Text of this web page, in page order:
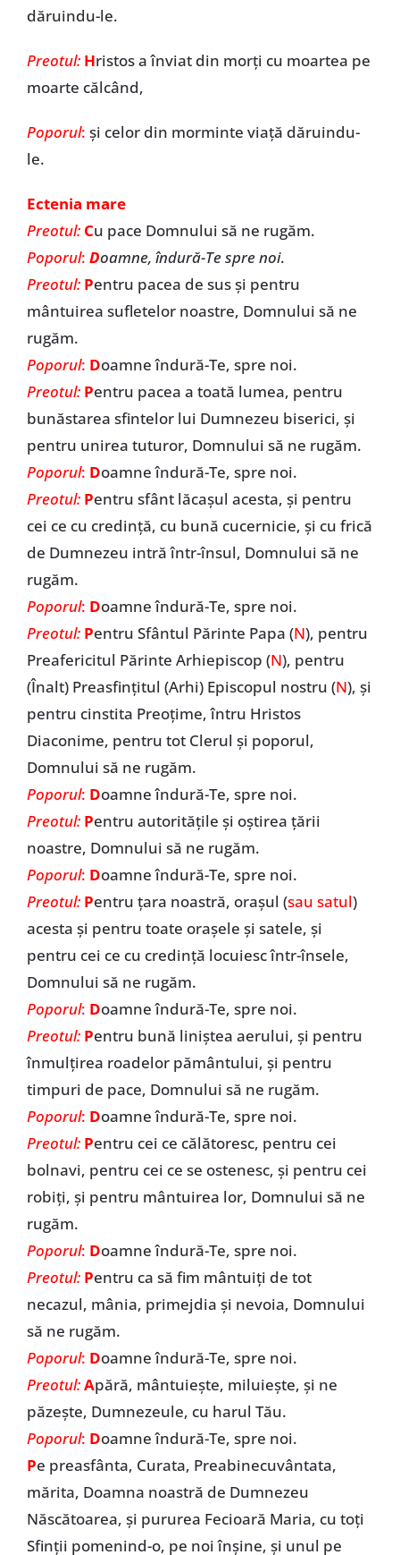
dăruindu-le.
Preotul: Hristos a înviat din morți cu moartea pe
moarte călcând,
Poporul: și celor din morminte viață dăruindu-
le.
Ectenia mare
Preotul: Cu pace Domnului să ne rugăm.
Poporul: Doamne, îndură-Te spre noi.
Preotul: Pentru pacea de sus și pentru
mântuirea sufletelor noastre, Domnului să ne
rugăm.
Poporul: Doamne îndură-Te, spre noi.
Preotul: Pentru pacea a toată lumea, pentru
bunăstarea sfintelor lui Dumnezeu biserici, și
pentru unirea tuturor, Domnului să ne rugăm.
Poporul: Doamne îndură-Te, spre noi.
Preotul: Pentru sfânt lăcașul acesta, și pentru
cei ce cu credință, cu bună cucernicie, și cu frică
de Dumnezeu intră într-însul, Domnului să ne
rugăm.
Poporul: Doamne îndură-Te, spre noi.
Preotul: Pentru Sfântul Părinte Papa (N), pentru
Preafericitul Părinte Arhiepiscop (N), pentru
(Înalt) Preasfințitul (Arhi) Episcopul nostru (N), și
pentru cinstita Preoțime, întru Hristos
Diaconime, pentru tot Clerul și poporul,
Domnului să ne rugăm.
Poporul: Doamne îndură-Te, spre noi.
Preotul: Pentru autoritățile și oștirea țării
noastre, Domnului să ne rugăm.
Poporul: Doamne îndură-Te, spre noi.
Preotul: Pentru țara noastră, orașul (sau satul)
acesta și pentru toate orașele și satele, și
pentru cei ce cu credință locuiesc într-însele,
Domnului să ne rugăm.
Poporul: Doamne îndură-Te, spre noi.
Preotul: Pentru bună liniștea aerului, și pentru
înmulțirea roadelor pământului, și pentru
timpuri de pace, Domnului să ne rugăm.
Poporul: Doamne îndură-Te, spre noi.
Preotul: Pentru cei ce călătoresc, pentru cei
bolnavi, pentru cei ce se ostenesc, și pentru cei
robiți, și pentru mântuirea lor, Domnului să ne
rugăm.
Poporul: Doamne îndură-Te, spre noi.
Preotul: Pentru ca să fim mântuiți de tot
necazul, mânia, primejdia și nevoia, Domnului
să ne rugăm.
Poporul: Doamne îndură-Te, spre noi.
Preotul:Apără, mântuiește, miluiește, și ne
păzește, Dumnezeule, cu harul Tău.
Poporul: Doamne îndură-Te, spre noi.
Pe preasfânta, Curata, Preabinecuvântata,
mărita, Doamna noastră de Dumnezeu
Născătoarea, și pururea Fecioară Maria, cu toți
Sfinții pomenind-o, pe noi înșine, și unul pe